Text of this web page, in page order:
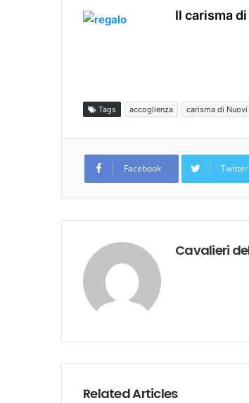
Il carisma
Tags accoglienza carisma di
Facebook Twitter
Cavalieri
Related Articles